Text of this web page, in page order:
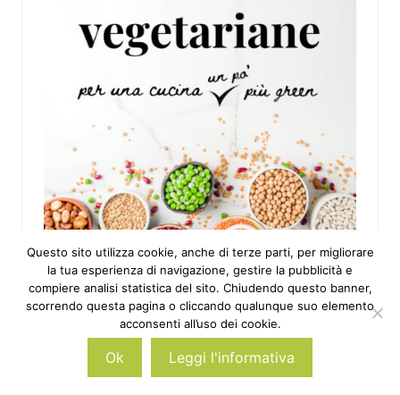
Questo sito utilizza cookie, anche di terze parti, per migliorare
la tua esperienza di navigazione, gestire la pubblicità e
compiere analisi statistica del sito. Chiudendo questo banner,
scorrendo questa pagina o cliccando qualunque suo elemento
acconsenti all’uso dei cookie.
Ok Leggi l'informativa